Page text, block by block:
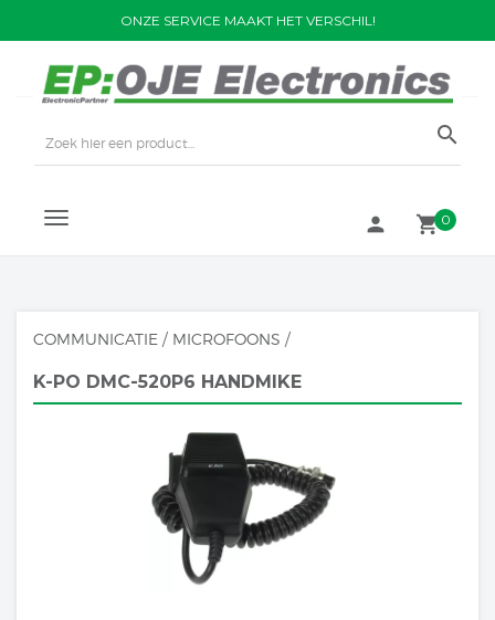
ONZE SERVICE MAAKT HET VERSCHIL!
search
local_grocery_store0
person
TOGGLE
COMMUNICATIE / MICROFOONS /
K-PO DMC-520P6 HANDMIKE